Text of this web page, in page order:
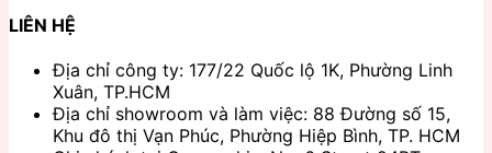
LIÊN HỆ
Địa chỉ công ty: 177/22 Quốc lộ 1K, Phường Linh
Xuân, TP.HCM
Địa chỉ showroom và làm việc: 88 Đường số 15,
Khu đô thị Vạn Phúc, Phường Hiệp Bình, TP. HCM